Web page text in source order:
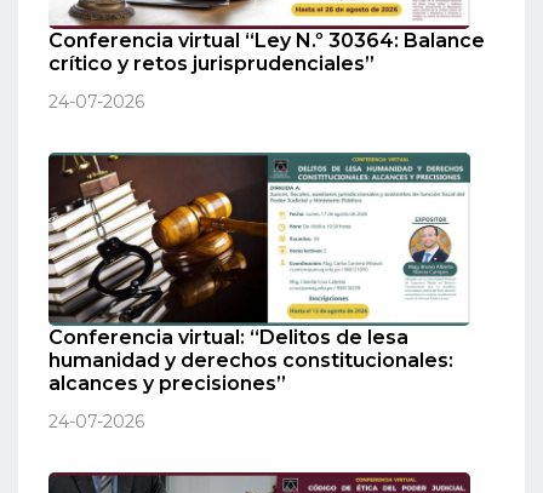
Conferencia virtual “Ley N.º 30364: Balance
crítico y retos jurisprudenciales”
24-07-2026
Conferencia virtual: “Delitos de lesa
humanidad y derechos constitucionales:
alcances y precisiones”
24-07-2026